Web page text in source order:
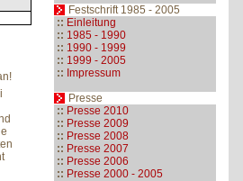
Festschrift 1985 - 2005
:: Einleitung
:: 1985 - 1990
:: 1990 - 1999
:: 1999 - 2005
:: Impressum
Presse
:: Presse 2010
:: Presse 2009
:: Presse 2008
:: Presse 2007
:: Presse 2006
:: Presse 2000 - 2005